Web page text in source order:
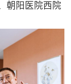
朝阳医院西院